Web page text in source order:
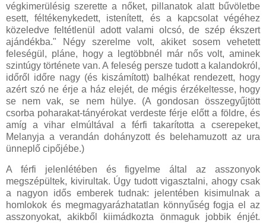
végkimerülésig szerette a nőket, pillanatok alatt bűvöletbe
esett, féltékenykedett, istenített, és a kapcsolat végéhez
közeledve feltétlenül adott valami olcsó, de szép ékszert
ajándékba." Négy szerelme volt, akiket sosem vehetett
feleségül, pláne, hogy a legtöbbnél már nős volt, aminek
szintúgy története van. A feleség persze tudott a kalandokról,
időről időre nagy (és kiszámított) balhékat rendezett, hogy
azért szó ne érje a ház elejét, de mégis érzékeltesse, hogy
se nem vak, se nem hülye. (A gondosan összegyűjtött
csorba poharakat-tányérokat verdeste férje előtt a földre, és
amíg a vihar elmúltával a férfi takarította a cserepeket,
Melanyja a verandán dohányzott és belehamuzott az ura
ünneplő cipőjébe.)
A férfi jelenlétében és figyelme által az asszonyok
megszépültek, kivirultak. Úgy tudott vigasztalni, ahogy csak
a nagyon idős emberek tudnak: jelentében kisimulnak a
homlokok és megmagyarázhatatlan könnyűség fogja el az
asszonyokat, akikből kiimádkozta önmaguk jobbik énjét.